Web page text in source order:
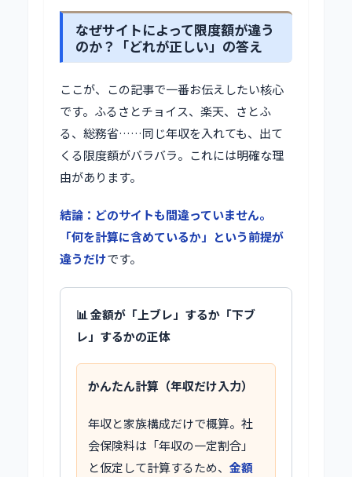
なぜサイトによって限度額が違う
のか？「どれが正しい」の答え
ここが、この記事で一番お伝えしたい核心
です。ふるさとチョイス、楽天、さとふ
る、総務省……同じ年収を入れても、出て
くる限度額がバラバラ。これには明確な理
由があります。
結論：どのサイトも間違っていません。
「何を計算に含めているか」という前提が
違うだけです。
📊 金額が「上ブレ」するか「下ブ
レ」するかの正体
かんたん計算（年収だけ入力）
年収と家族構成だけで概算。社
会保険料は「年収の一定割合」
と仮定して計算するため、 金額